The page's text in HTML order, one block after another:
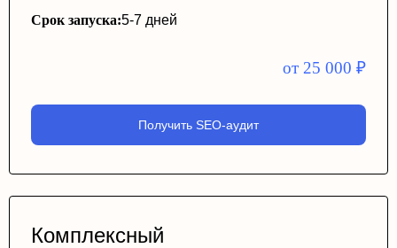
Срок запуска:5-7 дней
от 25 000 ₽
Получить SEO-аудит
Комплексный